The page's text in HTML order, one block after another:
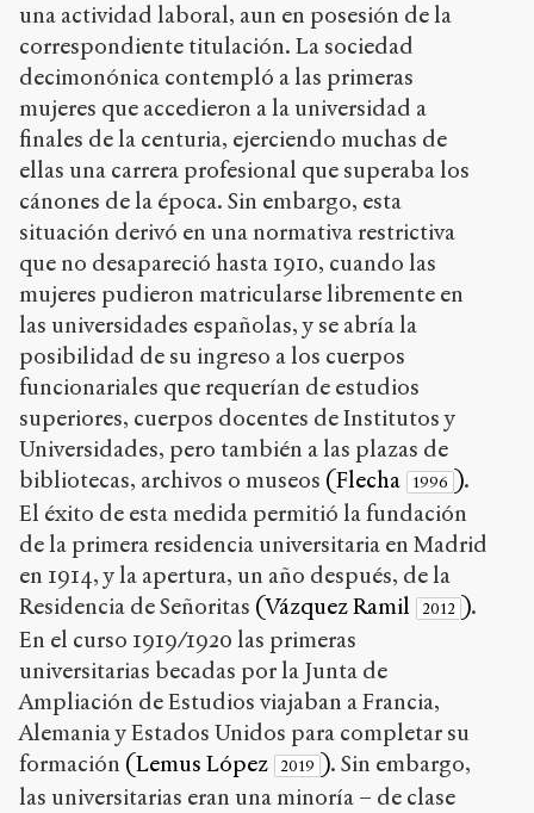
una actividad laboral, aun en posesión de la
correspondiente titulación. La sociedad
decimonónica contempló a las primeras
mujeres que accedieron a la universidad a
finales de la centuria, ejerciendo muchas de
ellas una carrera profesional que superaba los
cánones de la época. Sin embargo, esta
situación derivó en una normativa restrictiva
que no desapareció hasta 1910, cuando las
mujeres pudieron matricularse libremente en
las universidades españolas, y se abría la
posibilidad de su ingreso a los cuerpos
funcionariales que requerían de estudios
superiores, cuerpos docentes de Institutos y
Universidades, pero también a las plazas de
bibliotecas, archivos o museos (Flecha 1996 ).
El éxito de esta medida permitió la fundación
de la primera residencia universitaria en Madrid
en 1914, y la apertura, un año después, de la
Residencia de Señoritas (Vázquez Ramil 2012 ).
En el curso 1919/1920 las primeras
universitarias becadas por la Junta de
Ampliación de Estudios viajaban a Francia,
Alemania y Estados Unidos para completar su
formación (Lemus López 2019 ). Sin embargo,
las universitarias eran una minoría – de clase